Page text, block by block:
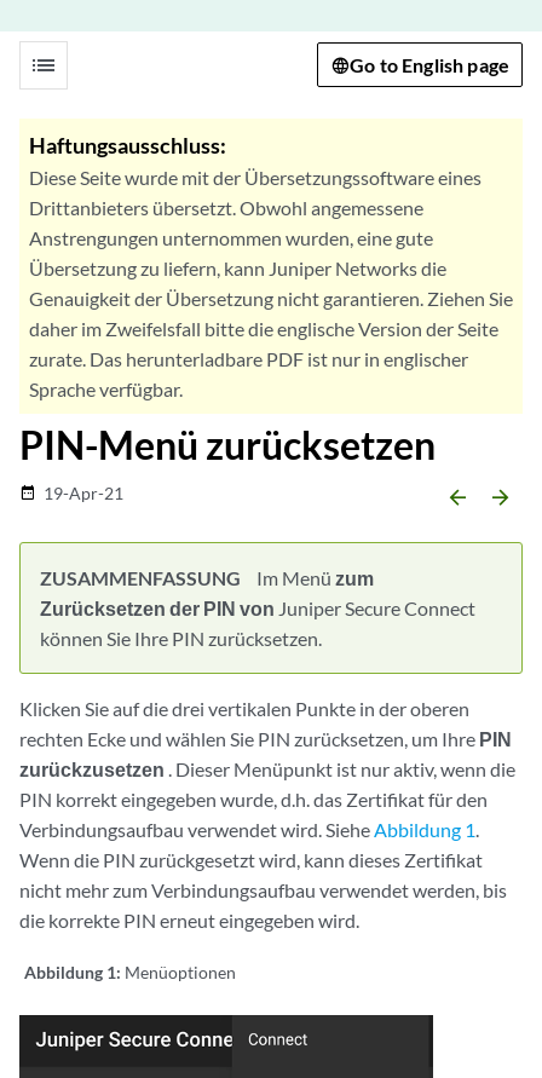
list Go to English page
Haftungsausschluss:
Diese Seite wurde mit der Übersetzungssoftware eines
Drittanbieters übersetzt. Obwohl angemessene
Anstrengungen unternommen wurden, eine gute
Übersetzung zu liefern, kann Juniper Networks die
Genauigkeit der Übersetzung nicht garantieren. Ziehen Sie
daher im Zweifelsfall bitte die englische Version der Seite
zurate. Das herunterladbare PDF ist nur in englischer
Sprache verfügbar.
PIN-Menü zurücksetzen
date_range 19-Apr-21 arrow_backward arrow_forward
ZUSAMMENFASSUNG Im Menü zum
Zurücksetzen der PIN von Juniper Secure Connect
können Sie Ihre PIN zurücksetzen.
Klicken Sie auf die drei vertikalen Punkte in der oberen
rechten Ecke und wählen Sie PIN zurücksetzen, um Ihre PIN
zurückzusetzen . Dieser Menüpunkt ist nur aktiv, wenn die
PIN korrekt eingegeben wurde, d.h. das Zertifikat für den
Verbindungsaufbau verwendet wird. SieheAbbildung 1.
Wenn die PIN zurückgesetzt wird, kann dieses Zertifikat
nicht mehr zum Verbindungsaufbau verwendet werden, bis
die korrekte PIN erneut eingegeben wird.
Abbildung 1: Menüoptionen